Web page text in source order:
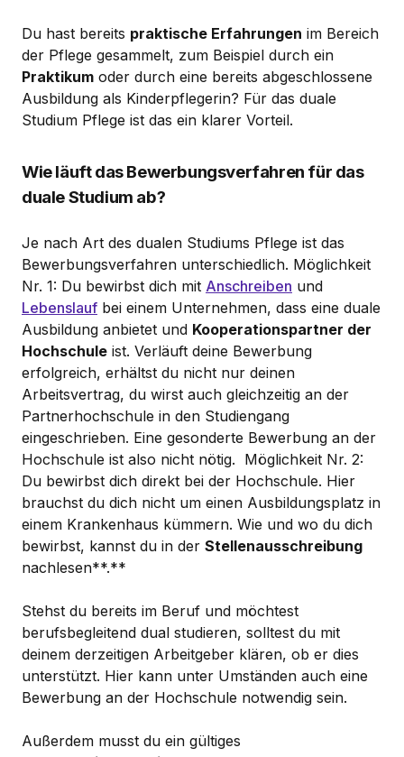
Du hast bereits praktische Erfahrungen im Bereich
der Pflege gesammelt, zum Beispiel durch ein
Praktikum oder durch eine bereits abgeschlossene
Ausbildung als Kinderpflegerin? Für das duale
Studium Pflege ist das ein klarer Vorteil.
Wie läuft das Bewerbungsverfahren für das
duale Studium ab?
Je nach Art des dualen Studiums Pflege ist das
Bewerbungsverfahren unterschiedlich. Möglichkeit
Nr. 1: Du bewirbst dich mit Anschreiben und
Lebenslauf bei einem Unternehmen, dass eine duale
Ausbildung anbietet und Kooperationspartner der
Hochschule ist. Verläuft deine Bewerbung
erfolgreich, erhältst du nicht nur deinen
Arbeitsvertrag, du wirst auch gleichzeitig an der
Partnerhochschule in den Studiengang
eingeschrieben. Eine gesonderte Bewerbung an der
Hochschule ist also nicht nötig. Möglichkeit Nr. 2:
Du bewirbst dich direkt bei der Hochschule. Hier
brauchst du dich nicht um einen Ausbildungsplatz in
einem Krankenhaus kümmern. Wie und wo du dich
bewirbst, kannst du in der Stellenausschreibung
nachlesen**.**
Stehst du bereits im Beruf und möchtest
berufsbegleitend dual studieren, solltest du mit
deinem derzeitigen Arbeitgeber klären, ob er dies
unterstützt. Hier kann unter Umständen auch eine
Bewerbung an der Hochschule notwendig sein.
Außerdem musst du ein gültiges